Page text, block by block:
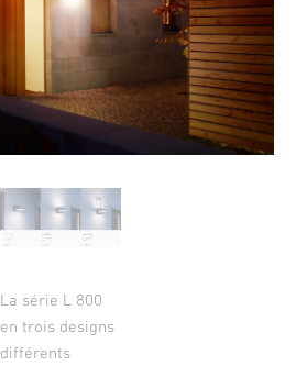
La série L 800
en trois designs
différents